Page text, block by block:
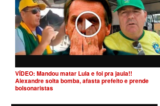
VÍDEO: Mandou matar Lula e foi pra jaula!!
Alexandre solta bomba, afasta prefeito e prende
bolsonaristas